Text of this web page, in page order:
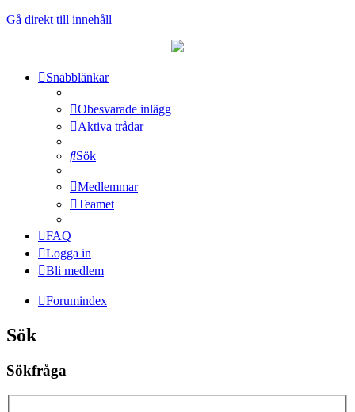
Gå direkt till innehåll
Snabblänkar
Obesvarade inlägg
Aktiva trådar
Sök
Medlemmar
Teamet
FAQ
Logga in
Bli medlem
Forumindex
Sök
Sökfråga